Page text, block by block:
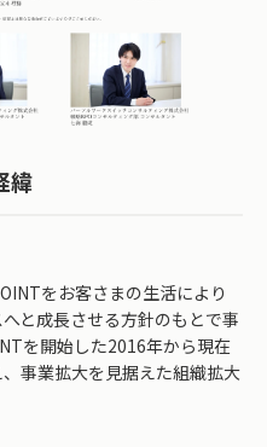
緯
をお客さまの生活により
と成長させる方針のもとで事
を開始した2016年から現在
事業拡大を見据えた組織拡大